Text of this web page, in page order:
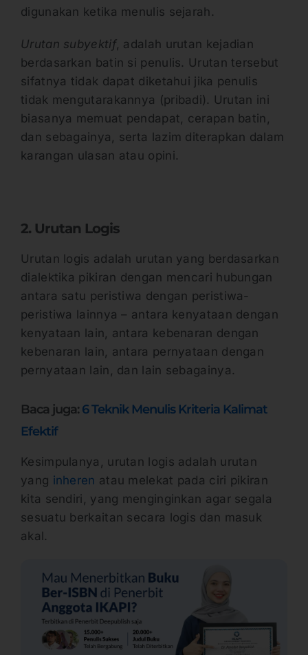
digunakan ketika menulis sejarah.
Urutan subyektif, adalah urutan kejadian
berdasarkan batin si penulis. Urutan tersebut
sifatnya tidak dapat diketahui jika penulis
tidak mengutarakannya (pribadi). Urutan ini
biasanya memuat pendapat, cerapan batin,
dan sebagainya, serta lazim diterapkan dalam
karangan ulasan atau opini.
2. Urutan Logis
Urutan logis adalah urutan yang berdasarkan
dialektika pikiran dengan mencari hubungan
antara satu peristiwa dengan peristiwa-
peristiwa lainnya – antara kenyataan dengan
kenyataan lain, antara kebenaran dengan
kebenaran lain, antara pernyataan dengan
pernyataan lain, dan lain sebagainya.
Baca juga: 6 Teknik Menulis Kriteria Kalimat
Efektif
Kesimpulanya, urutan logis adalah urutan
yang inheren atau melekat pada ciri pikiran
kita sendiri, yang menginginkan agar segala
sesuatu berkaitan secara logis dan masuk
akal.